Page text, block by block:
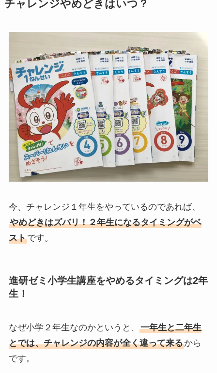
チャレンジやめどきはいつ？
今、チャレンジ１年生をやっているのであれば、
やめどきはズバリ！２年生になるタイミングがベ
ストです。
進研ゼミ小学生講座をやめるタイミングは2年
生！
なぜ小学２年生なのかというと、 一年生と二年生
とでは、チャレンジの内容が全く違って来るから
です。